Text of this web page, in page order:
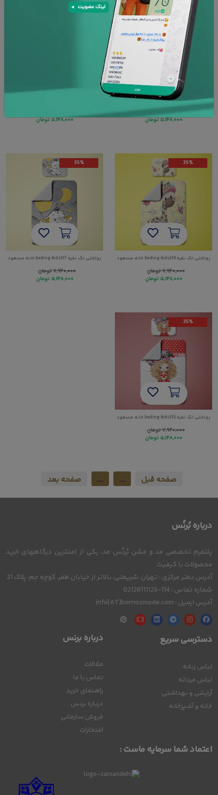
35%
روتختی تک نفره beding kids320 خانه مسعود
۷,۹۲۰,۰۰۰
۵,۱۴۸,۰۰۰تومان
35%
۵,۱۴۸,۰۰۰تومان
35%
روتختی تک نفره beding kids318 خانه مسعود
۷,۹۲۰,۰۰۰تومان
۵,۱۴۸,۰۰۰ تومان
35%
روتختی تک نفره beding kids317 خانه مسعود
۷,۹۲۰,۰۰۰تومان
۵,۱۴۸,۰۰۰ تومان
35%
روتختی تک نفره beding kids316 خانه مسعود
۷,۹۲۰,۰۰۰تومان
۵,۱۴۸,۰۰۰ تومان
صفحه قبل ...
... صفحه بعد
درباره بُرنُس
پلتفرم تخصصی مد و فشن بُرنُس مد، یکی از امنترین درگاههای خرید
محصولات با کیفیت
آدرس دفتر مرکزی : تهران، شریعتی، بالاتر از خیابان ظفر، کوچه جم، پلاک 21
شماره تماس : 114-02128111123
آدرس ایمیل : info[AT]bornosmode.com
دسترسی سریع
لباس زنانه
لباس مردانه
آرایشی و بهداشتی
خانه و آشپزخانه
درباره برنس
مقالات
تماس با ما
راهنمای خرید
درباره برنس
فروش سازمانی
افتخارات
اعتماد شما سرمایه ماست :